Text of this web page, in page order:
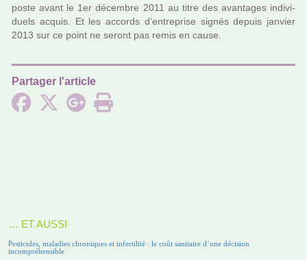
poste avant le 1er décem­bre 2011 au titre des avan­ta­ges indi­vi­
duels acquis. Et les accords d’entre­prise signés depuis jan­vier
2013 sur ce point ne seront pas remis en cause.
Partager l'article
… ET AUSSI
Pesticides, maladies chroniques et infertilité : le coût sanitaire d’une décision
incompréhensible